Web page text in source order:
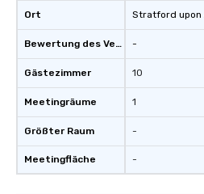
Ort
Bewertung des Veranstaltungsortes
Gästezimmer
Meetingräume
Größter Raum
Meetingfläche
Stratford upon
-
10
1
-
-